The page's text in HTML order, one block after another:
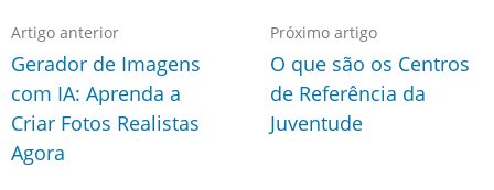
Artigo anterior
Gerador de Imagens
com IA: Aprenda a
Criar Fotos Realistas
Agora
Próximo artigo
O que são os Centros
de Referência da
Juventude